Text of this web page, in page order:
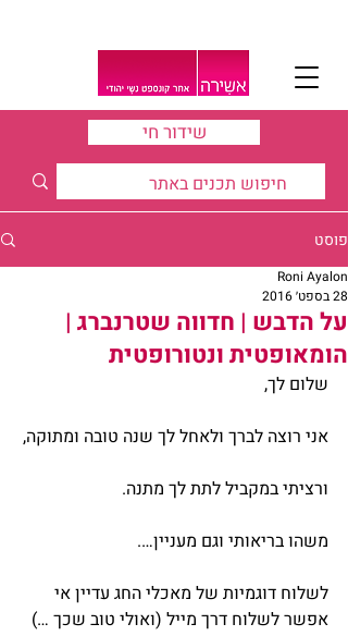
שידור חי
פוסט
על הדבש | חדווה שטרנברג |
הומאופטית ונטורופטית
Roni Ayalon
28 בספט׳ 2016
שלום לך,
אני רוצה לברך ולאחל לך שנה טובה ומתוקה,
ורציתי במקביל לתת לך מתנה.
משהו בריאותי וגם מעניין….
לשלוח דוגמיות של מאכלי החג עדיין אי
אפשר לשלוח דרך מייל (ואולי טוב שכך …)